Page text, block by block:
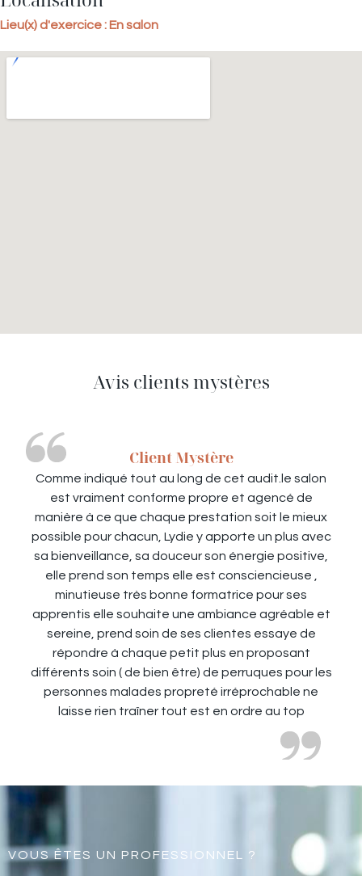
Lieu(x) d'exercice : En salon
Avis clients mystères
Client Mystère
Comme indiqué tout au long de cet audit.le salon
est vraiment conforme propre et agencé de
manière à ce que chaque prestation soit le mieux
possible pour chacun, Lydie y apporte un plus avec
sa bienveillance, sa douceur son énergie positive,
elle prend son temps elle est consciencieuse ,
minutieuse très bonne formatrice pour ses
apprentis elle souhaite une ambiance agréable et
sereine, prend soin de ses clientes essaye de
répondre à chaque petit plus en proposant
différents soin ( de bien être) de perruques pour les
personnes malades propreté irréprochable ne
laisse rien traîner tout est en ordre au top
VOUS ÊTES UN PROFESSIONNEL ?